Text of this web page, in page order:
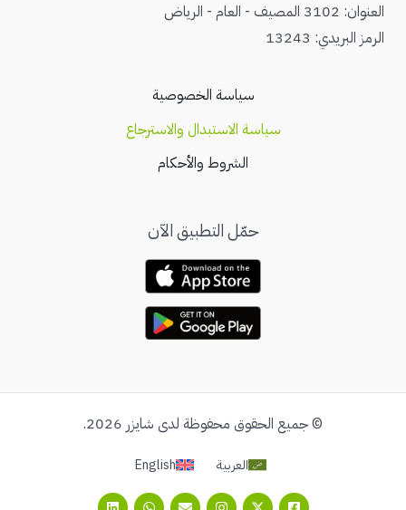
العنوان: 3102 المصيف - العام - الرياض
الرمز البريدي: 13243
سياسة الخصوصية
سياسة الاستبدال والاسترجاع
الشروط والأحكام
حمّل التطبيق الآن
© جميع الحقوق محفوظة لدى شايزر 2026.
العربية English